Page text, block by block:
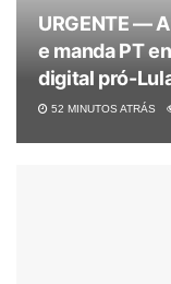
URGENTE —
e manda PT
digital pró-
52 MINUTOS ATRÁS